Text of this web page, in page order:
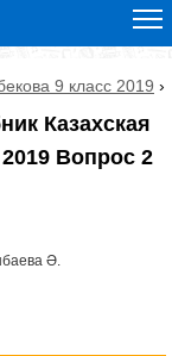
9 класс 2019 ›
Казахская
Вопрос 2
Ә.